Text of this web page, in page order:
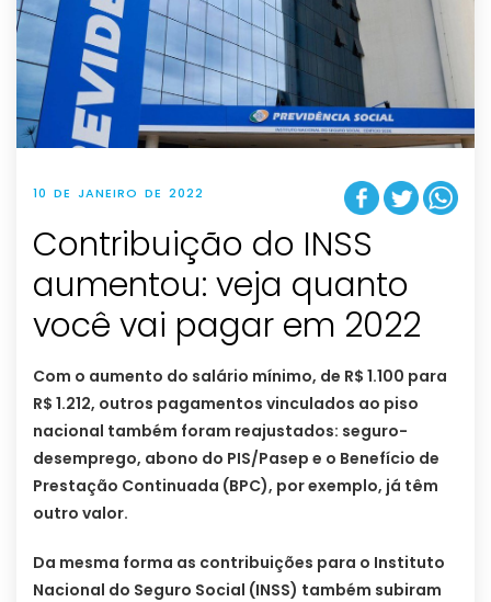
10 DE JANEIRO DE 2022
Contribuição do INSS
aumentou: veja quanto
você vai pagar em 2022
Com o aumento do salário mínimo, de R$ 1.100 para
R$ 1.212, outros pagamentos vinculados ao piso
nacional também foram reajustados: seguro-
desemprego, abono do PIS/Pasep e o Benefício de
Prestação Continuada (BPC), por exemplo, já têm
outro valor.
Da mesma forma as contribuições para o Instituto
Nacional do Seguro Social (INSS) também subiram